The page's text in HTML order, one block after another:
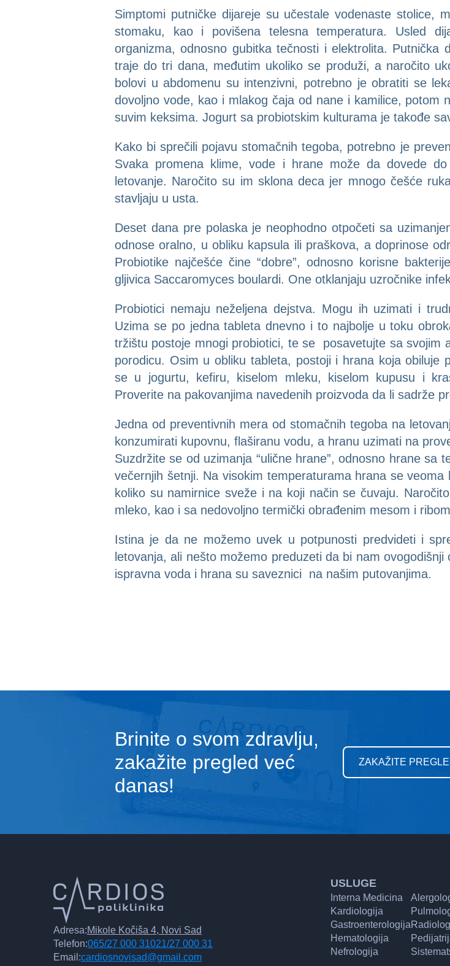
Simptomi putničke dijareje su učestale vodenaste stolice,
stomaku, kao i povišena telesna temperatura. Usled
organizma, odnosno gubitka tečnosti i elektrolita. Putnička
traje do tri dana, međutim ukoliko se produži, a naročito
bolovi u abdomenu su intenzivni, potrebno je obratiti se
dovoljno vode, kao i mlakog čaja od nane i kamilice, potom
suvim keksima. Jogurt sa probiotskim kulturama je takođe
Kako bi sprečili pojavu stomačnih tegoba, potrebno je
Svaka promena klime, vode i hrane može da dovede
letovanje. Naročito su im sklona deca jer mnogo češće
stavljaju u usta.
Deset dana pre polaska je neophodno otpočeti sa
odnose oralno, u obliku kapsula ili praškova, a doprinose
Probiotike najčešće čine “dobre”, odnosno korisne
gljivica Saccaromyces boulardi. One otklanjaju uzročnike
Probiotici nemaju neželjena dejstva. Mogu ih uzimati i
Uzima se po jedna tableta dnevno i to najbolje u toku
tržištu postoje mnogi probiotici, te se posavetujte sa svojim
porodicu. Osim u obliku tableta, postoji i hrana koja obiluje
se u jogurtu, kefiru, kiselom mleku, kiselom kupusu i
Proverite na pakovanjima navedenih proizvoda da li sadrže
Jedna od preventivnih mera od stomačnih tegoba na
konzumirati kupovnu, flaširanu vodu, a hranu uzimati na
Suzdržite se od uzimanja “ulične hrane”, odnosno hrane
večernjih šetnji. Na visokim temperaturama hrana se
koliko su namirnice sveže i na koji način se čuvaju.
mleko, kao i sa nedovoljno termički obrađenim mesom i
Istina je da ne možemo uvek u potpunosti predvideti i
letovanja, ali nešto možemo preduzeti da bi nam
ispravna voda i hrana su saveznici na našim putovanjima.
Brinite o svom zdravlju,
zakažite pregled već
danas!
ZAKAŽITE
Adresa:Mikole Kočiša 4, Novi Sad
Telefon:065/27 000 31021/27 000 31
Email:cardiosnovisad@gmail.com
USLUGE
Interna Medicina
Kardiologija
Gastroenterologija
Hematologija
Nefrologija